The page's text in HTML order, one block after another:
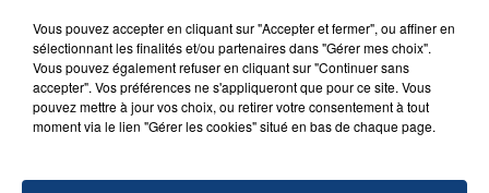
aspergé sa compagne et leur bébé de trois mois
d'un liquide inflammable.
Vous pouvez accepter en cliquant sur "Accepter et fermer", ou affiner en
sélectionnant les finalités et/ou partenaires dans "Gérer mes choix".
Vous pouvez également refuser en cliquant sur "Continuer sans
accepter". Vos préférences ne s'appliqueront que pour ce site. Vous
pouvez mettre à jour vos choix, ou retirer votre consentement à tout
moment via le lien "Gérer les cookies" situé en bas de chaque page.